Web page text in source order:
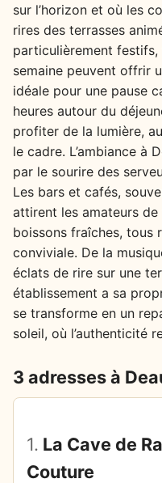
sur l’horizon et où les
rires des terrasses
particulièrement
semaine peuvent offrir
idéale pour une pause
heures autour du
profiter de la lumière,
le cadre. L’ambiance à
par le sourire des
Les bars et cafés,
attirent les amateurs
boissons fraîches, tous
conviviale. De la
éclats de rire sur une
établissement a sa
se transforme en un
soleil, où l’authenticité
3 adresses à
1. La Cave de
Couture